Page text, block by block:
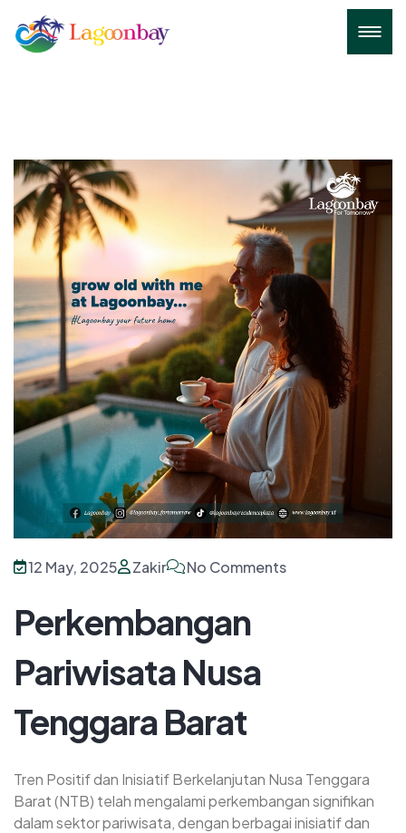
12 May, 2025 Zakir No Comments
Perkembangan
Pariwisata Nusa
Tenggara Barat
Tren Positif dan Inisiatif Berkelanjutan Nusa Tenggara
Barat (NTB) telah mengalami perkembangan signifikan
dalam sektor pariwisata, dengan berbagai inisiatif dan